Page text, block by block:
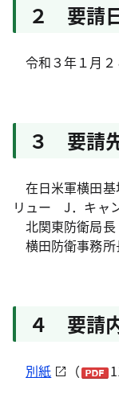
２ 要請
令和３年１月２
３ 要請
在日米軍横田
リュー J．キャ
北関東防衛
横田防衛事
４ 要請
別紙 （